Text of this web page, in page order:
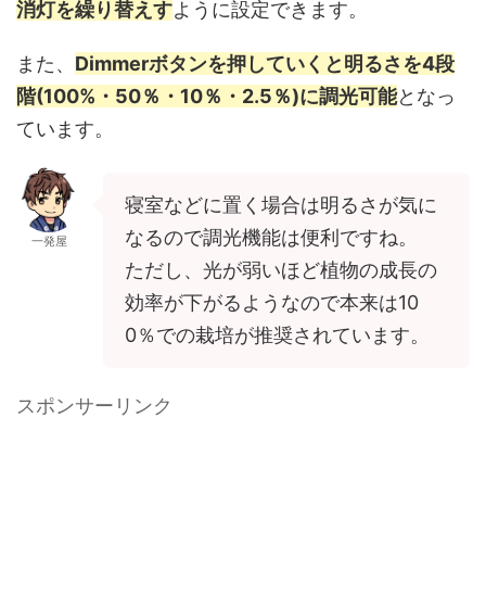
消灯を繰り替えすように設定できます。
また、 Dimmerボタンを押していくと明るさを4段
階(100%・50％・10％・2.5％)に調光可能となっ
ています。
一発屋
寝室などに置く場合は明るさが気に
なるので調光機能は便利ですね。
ただし、光が弱いほど植物の成長の
効率が下がるようなので本来は10
0％での栽培が推奨されています。
スポンサーリンク